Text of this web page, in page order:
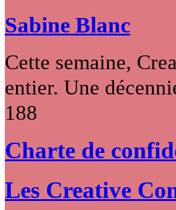
Sabine Blanc
Cette semaine,
entier. Une
188
Charte de
Les Creative